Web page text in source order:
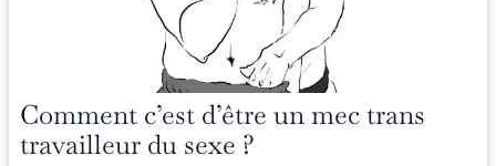
Comment c’est d’être un mec trans
travailleur du sexe ?